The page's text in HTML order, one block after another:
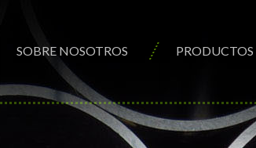
SOBRE NOSOTROS PRODUCTOS